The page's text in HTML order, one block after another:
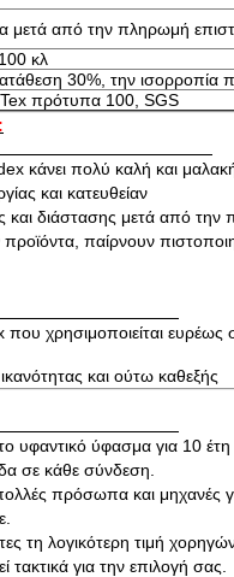
μετά από την πληρωμή
κλ
30%, την ισορροπία
πρότυπα 100, SGS
κάνει πολύ καλή και
και κατευθείαν
και διάστασης μετά από την
παίρνουν
χρησιμοποιείται ευρέως
και ούτω καθεξής
υφαντικό ύφασμα για 10
σε κάθε σύνδεση.
πρόσωπα και μηχανές
τη λογικότερη τιμή
τακτικά για την επιλογή σας.